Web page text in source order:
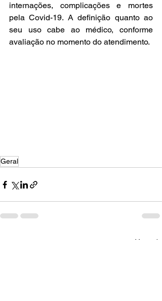
internações, complicações e mortes
pela Covid-19. A definição quanto ao
seu uso cabe ao médico, conforme
avaliação no momento do atendimento.
Geral
Ver tudo